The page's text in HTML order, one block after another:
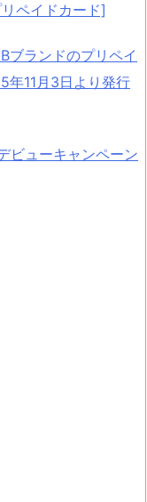
ペイドカード]
ブランドのプリペイ
年11月3日より発行
ビューキャンペーン